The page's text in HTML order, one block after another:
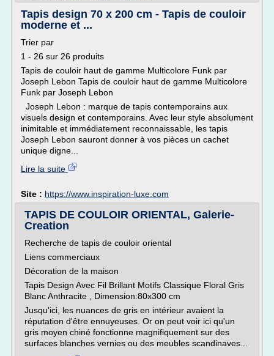
Tapis design 70 x 200 cm - Tapis de couloir
moderne et ...
Trier par
1 - 26 sur 26 produits
Tapis de couloir haut de gamme Multicolore Funk par
Joseph Lebon Tapis de couloir haut de gamme Multicolore
Funk par Joseph Lebon
Joseph Lebon : marque de tapis contemporains aux
visuels design et contemporains. Avec leur style absolument
inimitable et immédiatement reconnaissable, les tapis
Joseph Lebon sauront donner à vos pièces un cachet
unique digne...
Lire la suite
Site : https://www.inspiration-luxe.com
TAPIS DE COULOIR ORIENTAL, Galerie-
Creation
Recherche de tapis de couloir oriental
Liens commerciaux
Décoration de la maison
Tapis Design Avec Fil Brillant Motifs Classique Floral Gris
Blanc Anthracite , Dimension:80x300 cm
Jusqu'ici, les nuances de gris en intérieur avaient la
réputation d'être ennuyeuses. Or on peut voir ici qu'un
gris moyen chiné fonctionne magnifiquement sur des
surfaces blanches vernies ou des meubles scandinaves...